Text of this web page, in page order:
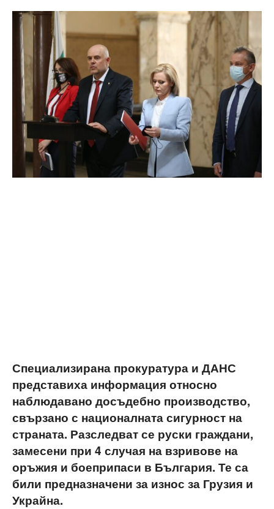
Специализирана прокуратура и ДАНС
представиха информация относно
наблюдавано досъдебно производство,
свързано с националната сигурност на
страната. Разследват се руски граждани,
замесени при 4 случая на взривове на
оръжия и боеприпаси в България. Те са
били предназначени за износ за Грузия и
Украйна.